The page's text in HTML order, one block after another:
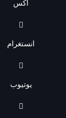
اكس
انستغرام
يوتيوب